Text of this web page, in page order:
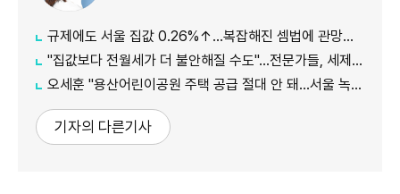
규제에도 서울 집값 0.26%↑…복잡해진 셈법에 관망세 장기화되나
"집값보다 전월세가 더 불안해질 수도"…전문가들, 세제개편안 부작용 우려
오세훈 "용산어린이공원 주택 공급 절대 안 돼…서울 녹지 지켜야"
기자의 다른기사